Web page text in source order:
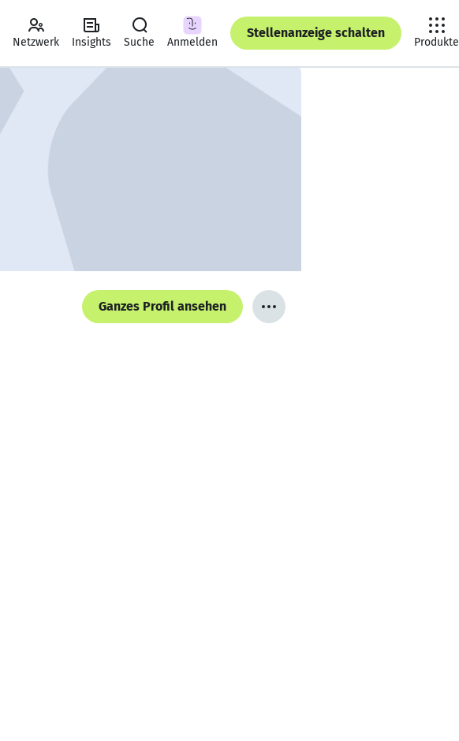
Netzwerk Insights Suche Anmelden
Stellenanzeige schalten
Produkte
Ganzes Profil ansehen